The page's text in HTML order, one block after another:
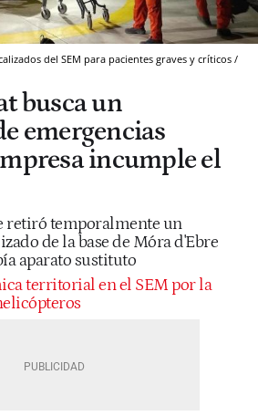
del SEM para pacientes graves y críticos /
busca un
emergencias
incumple el
retiró temporalmente un
de la base de Móra d'Ebre
aparato sustituto
territorial en el SEM por la